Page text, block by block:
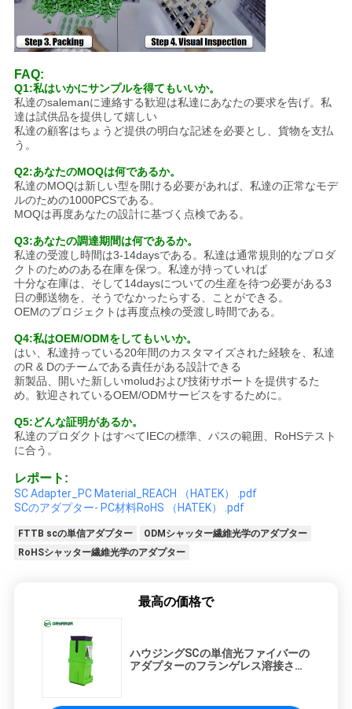
FAQ:
Q1:私はいかにサンプルを得てもいいか。
私達のsalemanに連絡する歓迎は私達にあなたの要求を告げ。私
達は試供品を提供して嬉しい
私達の顧客はちょうど提供の明白な記述を必要とし、貨物を支払
う。
Q2:あなたのMOQは何であるか。
私達のMOQは新しい型を開ける必要があれば、私達の正常なモデ
ルのための1000PCSである。
MOQは再度あなたの設計に基づく点検である。
Q3:あなたの調達期間は何であるか。
私達の受渡し時間は3-14daysである。私達は通常規則的なプロダ
クトのためのある在庫を保つ。私達が持っていれば
十分な在庫は、そして14daysについての生産を待つ必要がある3
日の郵送物を、そうでなかったらする、ことができる。
OEMのプロジェクトは再度点検の受渡し時間である。
Q4:私はOEM/ODMをしてもいいか。
はい、私達持っている20年間のカスタマイズされた経験を、私達
のR & Dのチームである責任がある設計できる
新製品、開いた新しいmoludおよび技術サポートを提供するた
め。歓迎されているOEM/ODMサービスをするために。
Q5:どんな証明があるか。
私達のプロダクトはすべてIECの標準、パスの範囲、RoHSテスト
に合う。
レポート:
SC Adapter_PC Material_REACH （HATEK） .pdf
SCのアダプター- PC材料RoHS （HATEK） .pdf
FTTB scの単信アダプター
ODMシャッター繊維光学のアダプター
RoHSシャッター繊維光学のアダプター
最高の価格で
ハウジングSCの単信光ファイバーの
アダプターのフランゲレス溶接され